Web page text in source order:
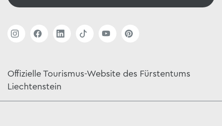
Offizielle Tourismus-Website des Fürstentums
Liechtenstein